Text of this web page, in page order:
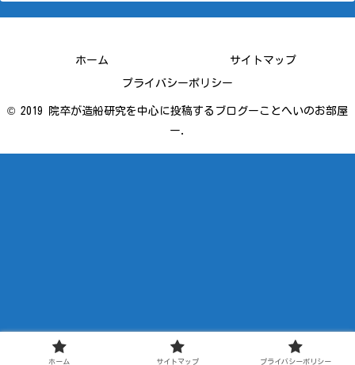
ホーム サイトマップ
プライバシーポリシー
© 2019 院卒が造船研究を中心に投稿するブログーことへいのお部屋
ー.
ホーム サイトマップ プライバシーポリシー